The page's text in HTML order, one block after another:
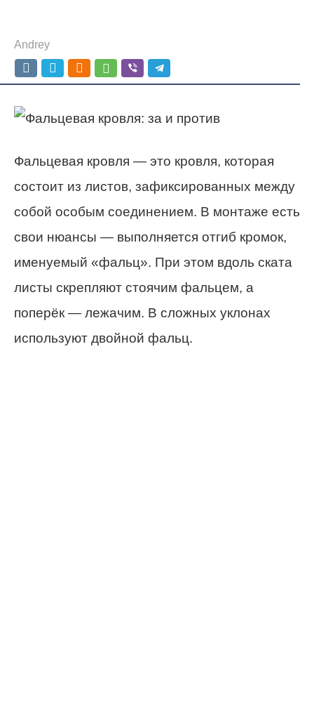
Andrey
Фальцевая кровля — это кровля, которая
состоит из листов, зафиксированных между
собой особым соединением. В монтаже есть
свои нюансы — выполняется отгиб кромок,
именуемый «фальц». При этом вдоль ската
листы скрепляют стоячим фальцем, а
поперёк — лежачим. В сложных уклонах
используют двойной фальц.